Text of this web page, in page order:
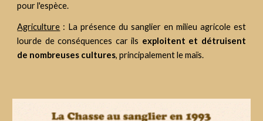
pour l'espèce.
Agriculture : La présence du sanglier en milieu agricole est
lourde de conséquences car ils exploitent et détruisent
de nombreuses cultures, principalement le maïs.